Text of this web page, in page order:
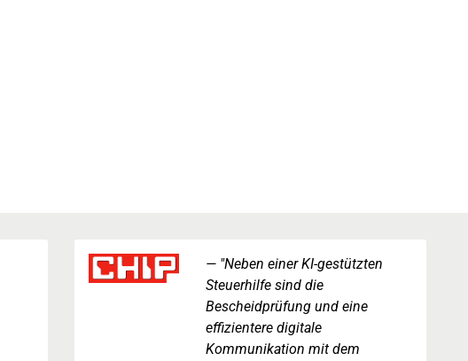
"Neben einer KI-gestützten
Steuerhilfe sind die
Bescheidprüfung und eine
effizientere digitale
Kommunikation mit dem